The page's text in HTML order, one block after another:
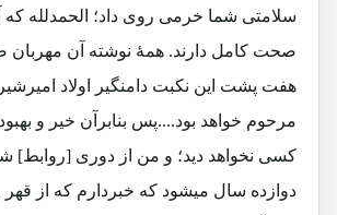
سلامتی شما خرمی روی داد؛ الحمدلله که
صحت کامل دارند. همۀ نوشته آن مهربان
هفت پشت این نکبت دامنگیر اولاد
مرحوم خواهد بود....پس بنابرآن خیر و بهبود
کسی نخواهد دید؛ و من از دوری [روابط]
دوازده سال میشود که خبردارم که از